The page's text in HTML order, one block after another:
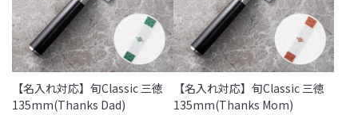
【名入れ対応】旬Classic 三徳
135mm(Thanks Dad)
【名入れ対応】旬Classic 三徳
135mm(Thanks Mom)